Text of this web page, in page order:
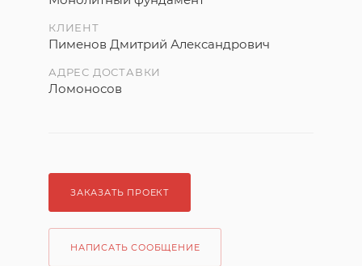
КЛИЕНТ
Пименов Дмитрий Александрович
АДРЕС ДОСТАВКИ
Ломоносов
ЗАКАЗАТЬ ПРОЕКТ
НАПИСАТЬ СООБЩЕНИЕ